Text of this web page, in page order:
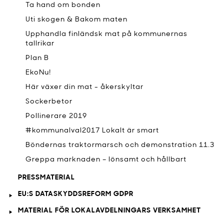
Ta hand om bonden
Uti skogen & Bakom maten
Upphandla finländsk mat på kommunernas
tallrikar
Plan B
EkoNu!
Här växer din mat - åkerskyltar
Sockerbetor
Pollinerare 2019
#kommunalval2017 Lokalt är smart
Böndernas traktormarsch och demonstration 11.3
Greppa marknaden – lönsamt och hållbart
PRESSMATERIAL
EU:S DATASKYDDSREFORM GDPR
MATERIAL FÖR LOKALAVDELNINGARS VERKSAMHET